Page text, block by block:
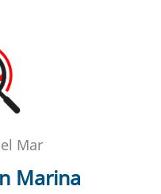
Mar
Marina